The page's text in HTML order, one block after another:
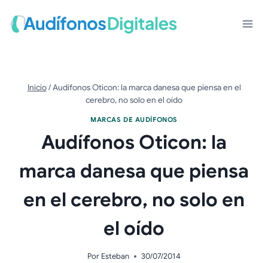
contenido
Inicio / Audífonos Oticon: la marca danesa que piensa en el
cerebro, no solo en el oído
MARCAS DE AUDÍFONOS
Audífonos Oticon: la
marca danesa que piensa
en el cerebro, no solo en
el oído
Por Esteban 30/07/2014